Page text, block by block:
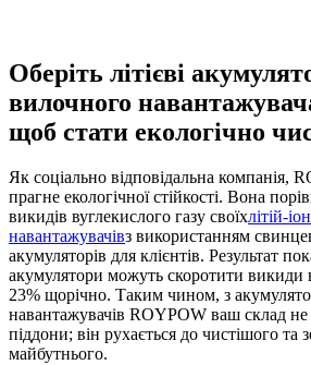
Оберіть літієві
вилочного
щоб стати екологічно
Як соціально відповідальна компанія,
прагне екологічної стійкості. Вона
викидів вуглекислого газу своїхлітій-
навантажувачівз використанням
акумуляторів для клієнтів. Результат
акумулятори можуть скоротити викиди
23% щорічно. Таким чином, з
навантажувачів ROYPOW ваш склад
піддони; він рухається до чистішого та
майбутнього.